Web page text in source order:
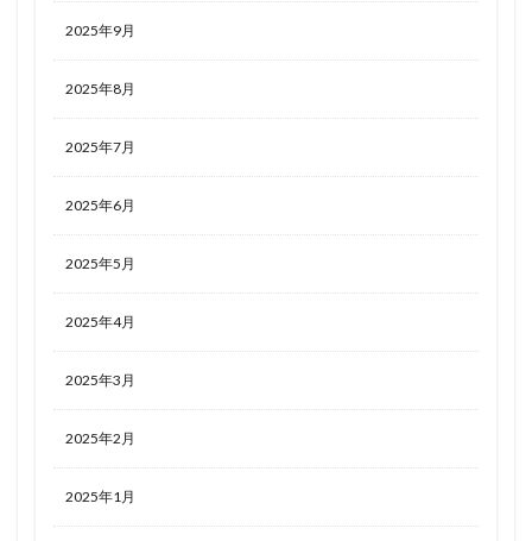
2025年9月
2025年8月
2025年7月
2025年6月
2025年5月
2025年4月
2025年3月
2025年2月
2025年1月